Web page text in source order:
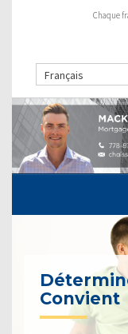
Chaque
Français
Convient